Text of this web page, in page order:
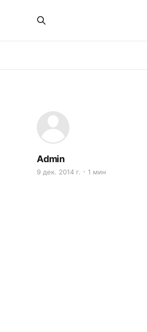
Admin
9 дек. 2014 г. 1 мин